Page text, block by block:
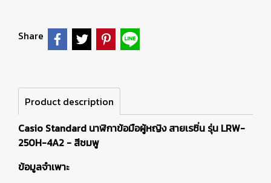
Share
Product description
Casio Standard นาฬิกาข้อมือผู้หญิง สายเรซิ่น รุ่น LRW-
250H-4A2 - สีชมพู
ข้อมูลจำเพาะ